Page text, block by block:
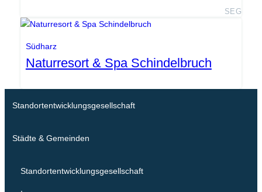
SEG
Südharz
Naturresort & Spa Schindelbruch
Standortentwicklungsgesellschaft
Städte & Gemeinden
Standortentwicklungsgesellschaft